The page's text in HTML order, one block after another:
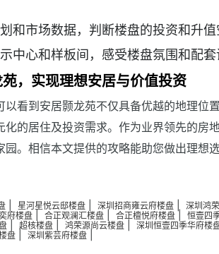
和市场数据，判断楼盘的投资和升值
中心和样板间，感受楼盘氛围和配套
，实现理想安居与价值投资
看到安居颢龙苑不仅具备优越的地理位
化的居住及投资需求。作为业界领先的房
。相信本文提供的攻略能助您做出理想
星河星悦云邸楼盘 深圳招商雍云府楼盘 深圳鸿
府楼盘 合正观澜汇楼盘 合正檀悦府楼盘 | 恒壹四
超核楼盘 鸿荣源尚云楼盘 深圳恒壹四季华府楼
盘 深圳紫芸府楼盘